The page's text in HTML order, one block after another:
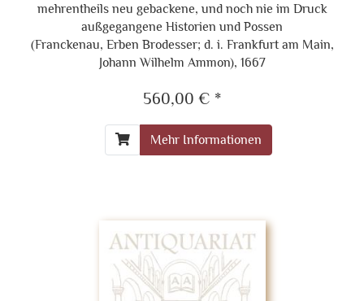
mehrentheils neu gebackene, und noch nie im Druck
außgegangene Historien und Possen
(Franckenau, Erben Brodesser; d. i. Frankfurt am Main,
Johann Wilhelm Ammon), 1667
560,00 € *
Mehr Informationen